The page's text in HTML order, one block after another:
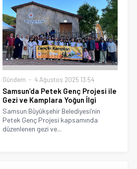
Gündem 4 Ağustos 2025 13:54
Samsun’da Petek Genç Projesi ile
Gezi ve Kamplara Yoğun İlgi
Samsun Büyükşehir Belediyesi’nin
Petek Genç Projesi kapsamında
düzenlenen gezi ve...